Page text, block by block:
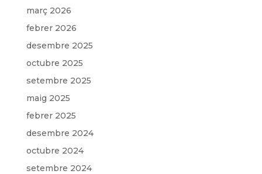
març 2026
febrer 2026
desembre 2025
octubre 2025
setembre 2025
maig 2025
febrer 2025
desembre 2024
octubre 2024
setembre 2024